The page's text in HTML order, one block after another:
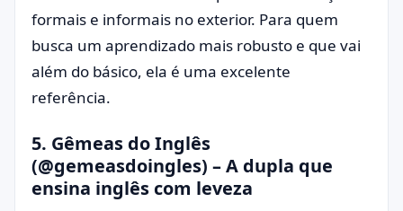
formais e informais no exterior. Para quem
busca um aprendizado mais robusto e que vai
além do básico, ela é uma excelente
referência.
5. Gêmeas do Inglês
(@gemeasdoingles) – A dupla que
ensina inglês com leveza